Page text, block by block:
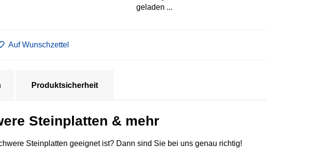
geladen ...
Auf Wunschzettel
Produktsicherheit
Steinplatten & mehr
Steinplatten geeignet ist? Dann sind Sie bei uns genau richtig!